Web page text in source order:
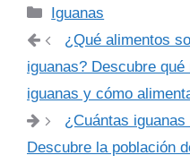
Categorías
Iguanas
¿Qué alimentos
iguanas? Descubre
iguanas y cómo
¿Cuántas
Descubre la población